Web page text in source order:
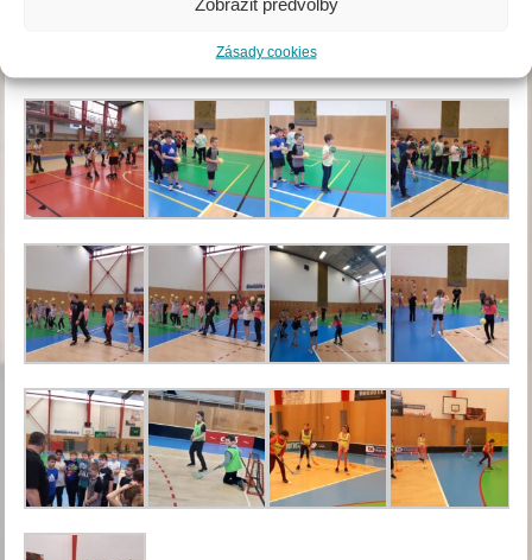
Zásady cookies